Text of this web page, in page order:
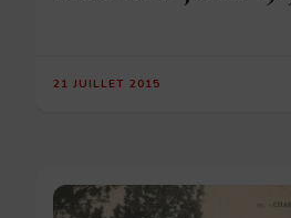
21 JUILLET 2015